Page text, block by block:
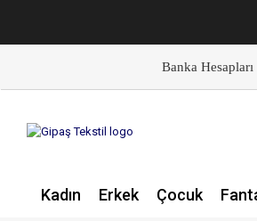
Banka Hesapları
Kadın Erkek Çocuk